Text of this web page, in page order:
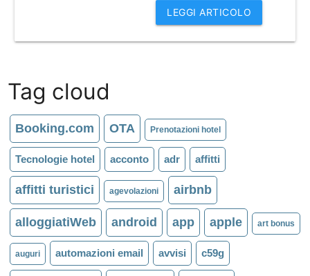
LEGGI ARTICOLO
Tag cloud
Booking.com OTA Prenotazioni hotel
Tecnologie hotel acconto adr affitti
affitti turistici agevolazioni airbnb
alloggiatiWeb android app apple art bonus
auguri automazioni email avvisi c59g